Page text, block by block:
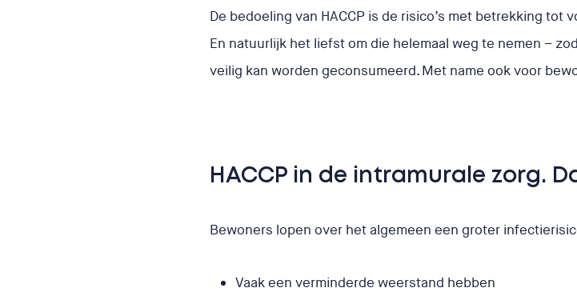
De bedoeling van HACCP is de risico’s met betrekking
En natuurlijk het liefst om die helemaal weg te nemen –
veilig kan worden geconsumeerd. Met name ook voor
HACCP in de intramurale zorg.
Bewoners lopen over het algemeen een groter
Vaak een verminderde weerstand hebben